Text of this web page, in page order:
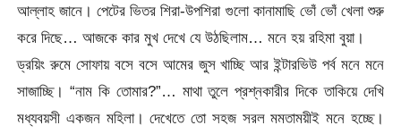
আল্লাহ জানে। পেটের ভিতর শিরা-উপশিরা গুলো কানামাছি ভোঁ ভোঁ খেলা শুরু
করে দিছে… আজকে কার মুখ দেখে যে উঠছিলাম… মনে হয় রহিমা বুয়া।
ড্রয়িং রুমে সোফায় বসে বসে আমের জুস খাচ্ছি আর ইন্টারভিউ পর্ব মনে মনে
সাজাচ্ছি। “নাম কি তোমার?”… মাথা তুলে প্রশ্নকারীর দিকে তাকিয়ে দেখি
মধ্যবয়সী একজন মহিলা। দেখেতে তো সহজ সরল মমতাময়ীই মনে হচ্ছে।